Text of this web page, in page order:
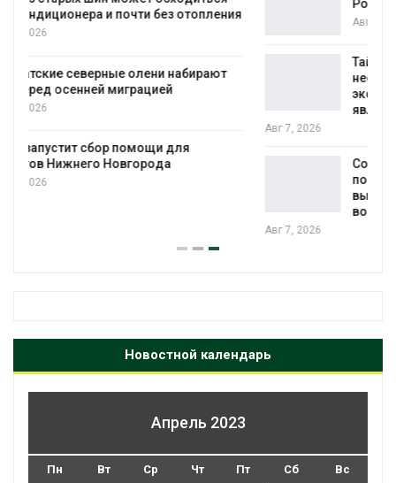
России по итогам 2025 года
Авг 7, 2026
несколько регионов столкнулись с
экстремальными природными
Солнечные панели над каналами
вырабатывать энергию и экономить
Новостной календарь
Апрель 2023
Пн Вт Ср Чт Пт Сб Вс